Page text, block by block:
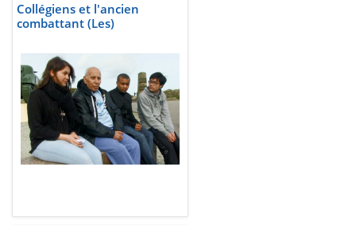
Collégiens et l'ancien
combattant (Les)